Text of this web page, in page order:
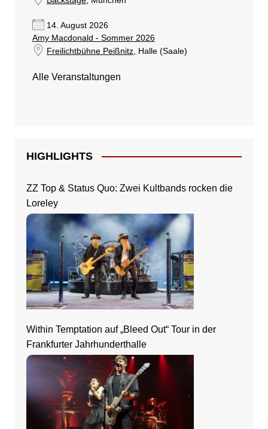
14. August 2026
Amy Macdonald - Sommer 2026
Freilichtbühne Peißnitz, Halle (Saale)
Alle Veranstaltungen
HIGHLIGHTS
ZZ Top & Status Quo: Zwei Kultbands rocken die
Loreley
Within Temptation auf „Bleed Out“ Tour in der
Frankfurter Jahrhunderthalle